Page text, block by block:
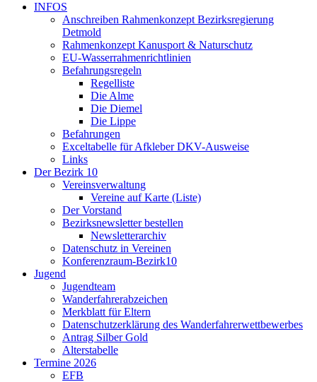
INFOS
Anschreiben Rahmenkonzept Bezirksregierung
Detmold
Rahmenkonzept Kanusport & Naturschutz
EU-Wasserrahmenrichtlinien
Befahrungsregeln
Regelliste
Die Alme
Die Diemel
Die Lippe
Befahrungen
Exceltabelle für Afkleber DKV-Ausweise
Links
Der Bezirk 10
Vereinsverwaltung
Vereine auf Karte (Liste)
Der Vorstand
Bezirksnewsletter bestellen
Newsletterarchiv
Datenschutz in Vereinen
Konferenzraum-Bezirk10
Jugend
Jugendteam
Wanderfahrerabzeichen
Merkblatt für Eltern
Datenschutzerklärung des Wanderfahrerwettbewerbes
Antrag Silber Gold
Alterstabelle
Termine 2026
EFB